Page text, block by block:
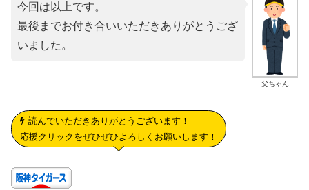
父ちゃん
今回は以上です。
最後までお付き合いいただきありがとうござ
いました。
読んでいただきありがとうございます！
応援クリックをぜひぜひよろしくお願いします！